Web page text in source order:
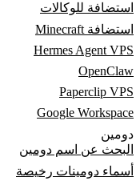
استضافة للوكالات
استضافة Minecraft
Hermes Agent VPS
OpenClaw
Paperclip VPS
Google Workspace
دومين
البحث عن اسم دومين
أسماء دومينات رخيصة